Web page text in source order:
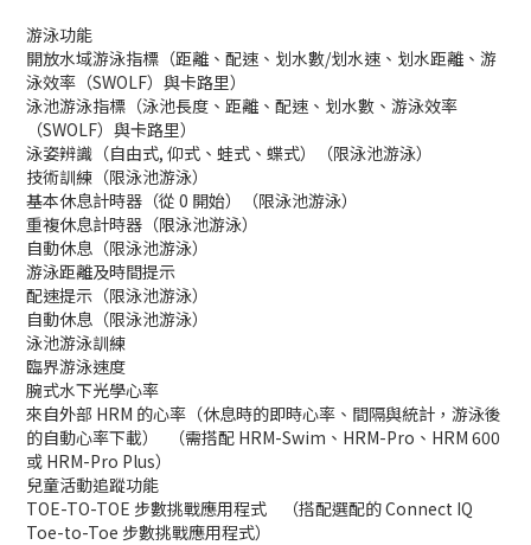
游泳功能
開放水域游泳指標（距離、配速、划水數/划水速、划水距離、游
泳效率（SWOLF）與卡路里）
泳池游泳指標（泳池長度、距離、配速、划水數、游泳效率
（SWOLF）與卡路里）
泳姿辨識（自由式, 仰式、蛙式、蝶式）（限泳池游泳）
技術訓練（限泳池游泳）
基本休息計時器（從 0 開始）（限泳池游泳）
重複休息計時器（限泳池游泳）
自動休息（限泳池游泳）
游泳距離及時間提示
配速提示（限泳池游泳）
自動休息（限泳池游泳）
泳池游泳訓練
臨界游泳速度
腕式水下光學心率
來自外部 HRM 的心率（休息時的即時心率、間隔與統計，游泳後
的自動心率下載）
（需搭配 HRM-Swim、HRM-Pro、HRM 600
或 HRM-Pro Plus）
兒童活動追蹤功能
TOE-TO-TOE 步數挑戰應用程式
（搭配選配的 Connect IQ
Toe-to-Toe 步數挑戰應用程式）